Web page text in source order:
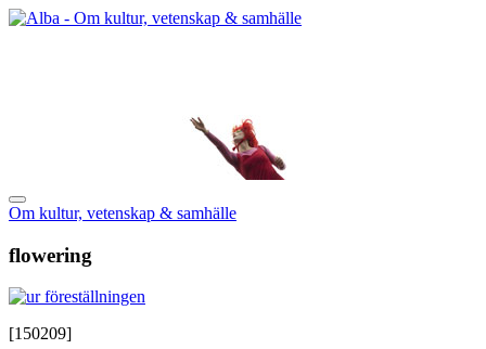
Om kultur, vetenskap & samhälle
flowering
[150209]